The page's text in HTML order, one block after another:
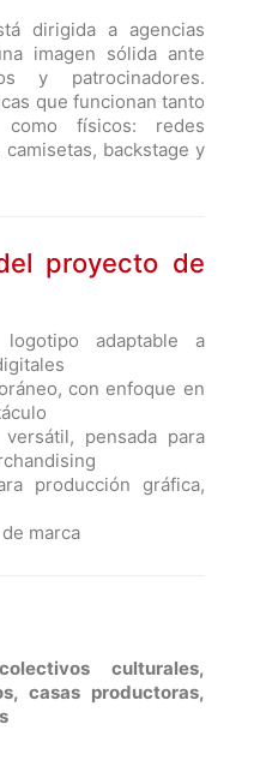
dirigida a agencias
imagen sólida ante
y patrocinadores.
que funcionan tanto
físicos: redes
backstage y
proyecto de
adaptable a
con enfoque en
pensada para
producción gráfica,
marca
culturales,
casas productoras,